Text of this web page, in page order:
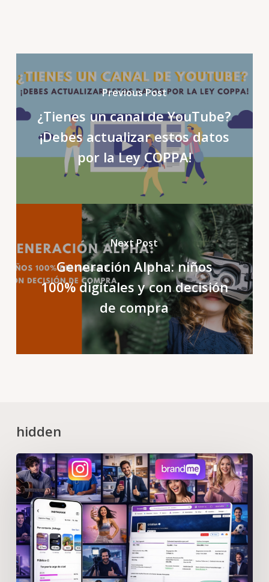
Previous Post
¿Tienes un canal de YouTube?
¡Debes actualizar estos datos
por la Ley COPPA!
Next Post
Generación Alpha: niños
100% digitales y con decisión
de compra
hidden